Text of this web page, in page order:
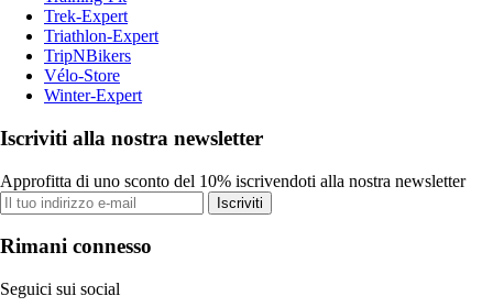
Trek-Expert
Triathlon-Expert
TripNBikers
Vélo-Store
Winter-Expert
Iscriviti alla nostra newsletter
Approfitta di uno sconto del 10% iscrivendoti alla nostra newsletter
Iscriviti
Rimani connesso
Seguici sui social